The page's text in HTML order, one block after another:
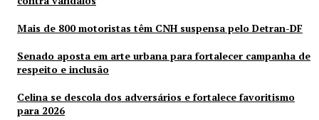
Mais de 800 motoristas têm CNH suspensa pelo Detran-DF
Senado aposta em arte urbana para fortalecer campanha de
respeito e inclusão
Celina se descola dos adversários e fortalece favoritismo
para 2026